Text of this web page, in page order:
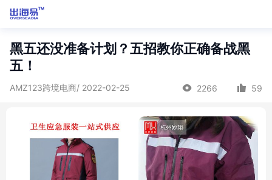
黑五还没准备计划？五招教你正确备战黑
五！
AMZ123跨境电商/ 2022-02-25 2266 59